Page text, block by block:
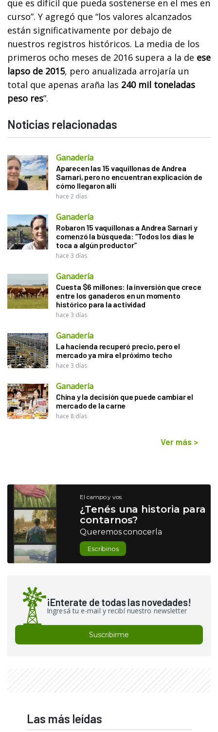
que es difícil que pueda sostenerse en el mes en
curso”. Y agregó que “los valores alcanzados
están significativamente por debajo de
nuestros registros históricos. La media de los
primeros ocho meses de 2016 supera a la de ese
lapso de 2015, pero anualizada arrojaría un
total que apenas araña las 240 mil toneladas
peso res”.
Noticias relacionadas
Ganadería
Aparecen las 15 vaquillonas de Andrea
Sarnari, pero no encuentran explicación de
cómo llegaron allí
hace 2 días
Ganadería
Robaron 15 vaquillonas a Andrea Sarnari y
comenzó la búsqueda: “Todos los días le
toca a algún productor”
hace 3 días
Ganadería
Cuesta $6 millones: la inversión que crece
entre los ganaderos en un momento
histórico para la actividad
hace 3 días
Ganadería
La hacienda recuperó precio, pero el
mercado ya mira el próximo techo
hace 3 días
Ganadería
China y la decisión que puede cambiar el
mercado de la carne
hace 8 días
Ver más >
El campo y vos
¿Tenés una historia para
contarnos?
Queremos conocerla
Escribinos
¡Enterate de todas las novedades!
Ingresá tu e-mail y recibí nuestro newsletter
Suscribirme
Las más leídas